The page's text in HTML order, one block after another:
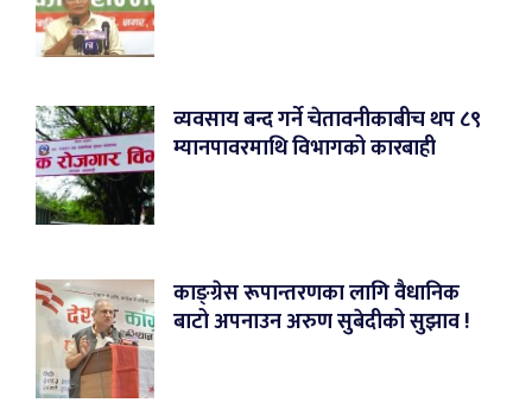
व्यवसाय बन्द गर्ने चेतावनीकाबीच थप ८९
म्यानपावरमाथि विभागको कारबाही
काङ्ग्रेस रूपान्तरणका लागि वैधानिक
बाटो अपनाउन अरुण सुबेदीको सुझाव !